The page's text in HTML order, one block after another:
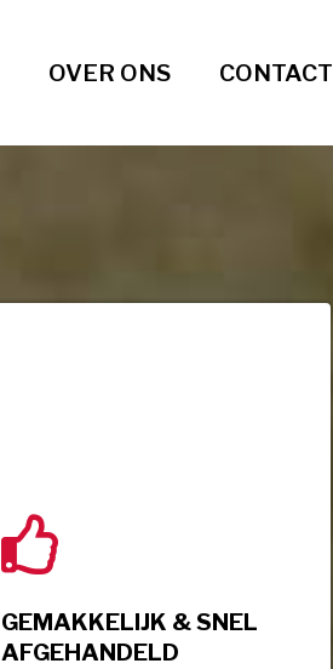
OVER ONS CONTACT
GEMAKKELIJK & SNEL
AFGEHANDELD